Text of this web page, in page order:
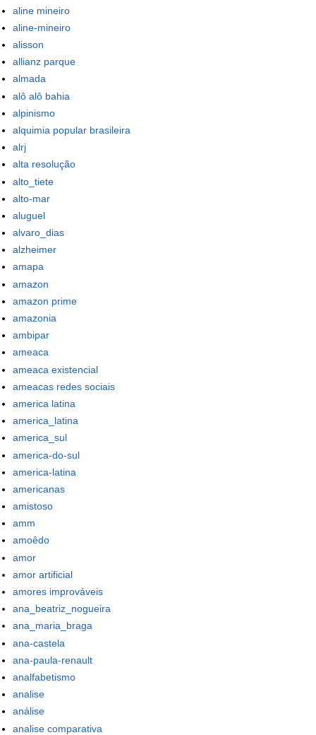
aline mineiro
aline-mineiro
alisson
allianz parque
almada
alô alô bahia
alpinismo
alquimia popular brasileira
alrj
alta resolução
alto_tiete
alto-mar
aluguel
alvaro_dias
alzheimer
amapa
amazon
amazon prime
amazonia
ambipar
ameaca
ameaca existencial
ameacas redes sociais
america latina
america_latina
america_sul
america-do-sul
america-latina
americanas
amistoso
amm
amoêdo
amor
amor artificial
amores improváveis
ana_beatriz_nogueira
ana_maria_braga
ana-castela
ana-paula-renault
analfabetismo
analise
análise
analise comparativa